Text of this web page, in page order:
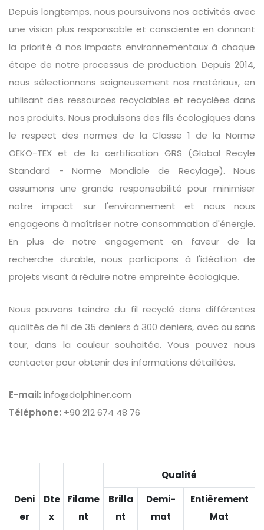
Depuis longtemps, nous poursuivons nos activités avec
une vision plus responsable et consciente en donnant
la priorité à nos impacts environnementaux à chaque
étape de notre processus de production. Depuis 2014,
nous sélectionnons soigneusement nos matériaux, en
utilisant des ressources recyclables et recyclées dans
nos produits. Nous produisons des fils écologiques dans
le respect des normes de la Classe 1 de la Norme
OEKO-TEX et de la certification GRS (Global Recyle
Standard - Norme Mondiale de Recylage). Nous
assumons une grande responsabilité pour minimiser
notre impact sur l'environnement et nous nous
engageons à maîtriser notre consommation d'énergie.
En plus de notre engagement en faveur de la
recherche durable, nous participons à l'idéation de
projets visant à réduire notre empreinte écologique.
Nous pouvons teindre du fil recyclé dans différentes
qualités de fil de 35 deniers à 300 deniers, avec ou sans
tour, dans la couleur souhaitée. Vous pouvez nous
contacter pour obtenir des informations détaillées.
E-mail: info@dolphiner.com
Téléphone: +90 212 674 48 76
Deni
er
Dte
x
Filame
nt
Qualité
Brilla
nt
Demi-
mat
Entièrement
Mat